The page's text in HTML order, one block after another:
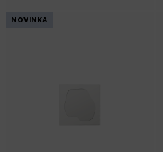
NOVINKA